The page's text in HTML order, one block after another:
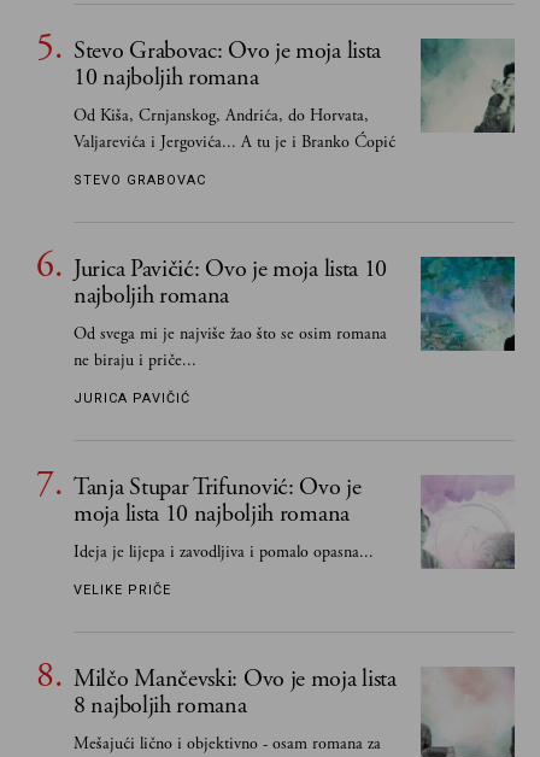
Stevo Grabovac: Ovo je moja lista
10 najboljih romana
Od Kiša, Crnjanskog, Andrića, do Horvata,
Valjarevića i Jergovića... A tu je i Branko Ćopić
STEVO GRABOVAC
Jurica Pavičić: Ovo je moja lista 10
najboljih romana
Od svega mi je najviše žao što se osim romana
ne biraju i priče...
JURICA PAVIČIĆ
Tanja Stupar Trifunović: Ovo je
moja lista 10 najboljih romana
Ideja je lijepa i zavodljiva i pomalo opasna...
VELIKE PRIČE
Milčo Mančevski: Ovo je moja lista
8 najboljih romana
Mešajući lično i objektivno - osam romana za